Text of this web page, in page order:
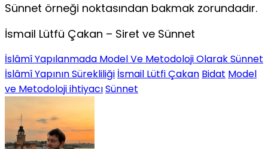
Sünnet örneği noktasından bakmak zorundadır.
İsmail Lütfü Çakan – Siret ve Sünnet
İslâmî Yapılanmada Model Ve Metodoloji Olarak Sünnet
İslâmî Yapının Sürekliliği İsmail Lütfi Çakan Bidat Model
ve Metodoloji ihtiyacıSünnet